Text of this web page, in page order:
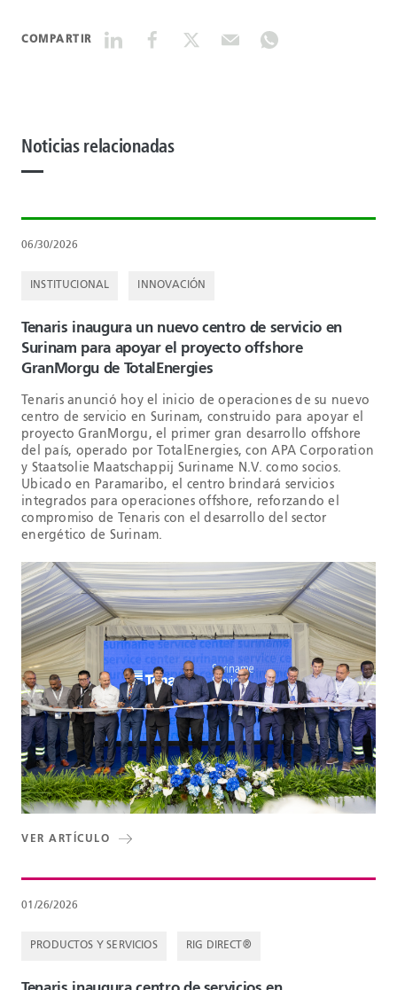
COMPARTIR
Noticias relacionadas
06/30/2026
INSTITUCIONAL INNOVACIÓN
Tenaris inaugura un nuevo centro de servicio en
Surinam para apoyar el proyecto offshore
GranMorgu de TotalEnergies
Tenaris anunció hoy el inicio de operaciones de su nuevo
centro de servicio en Surinam, construido para apoyar el
proyecto GranMorgu, el primer gran desarrollo offshore
del país, operado por TotalEnergies, con APA Corporation
y Staatsolie Maatschappij Suriname N.V. como socios.
Ubicado en Paramaribo, el centro brindará servicios
integrados para operaciones offshore, reforzando el
compromiso de Tenaris con el desarrollo del sector
energético de Surinam.
VER ARTÍCULO
01/26/2026
PRODUCTOS Y SERVICIOS RIG DIRECT®